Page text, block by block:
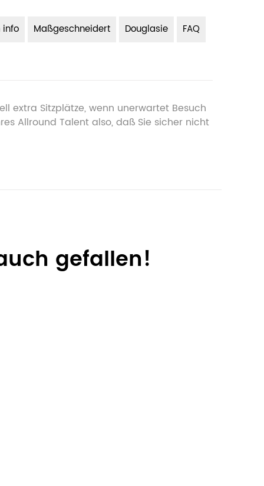
extra Sitzplätze, wenn unerwartet Besuch
Allround Talent also, daß Sie sicher nicht
info Maßgeschneidert Douglasie FAQ
gefallen!